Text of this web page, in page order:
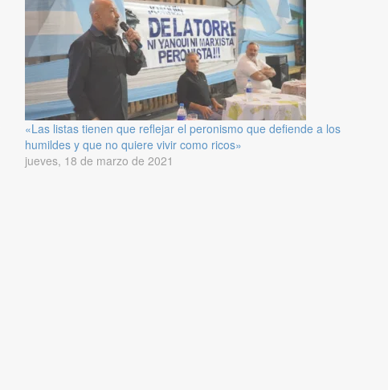
«Las listas tienen que reflejar el peronismo que defiende a los
humildes y que no quiere vivir como ricos»
jueves, 18 de marzo de 2021